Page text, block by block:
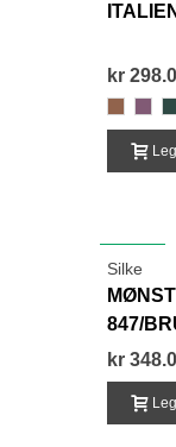
kr
Silke
847/
kr